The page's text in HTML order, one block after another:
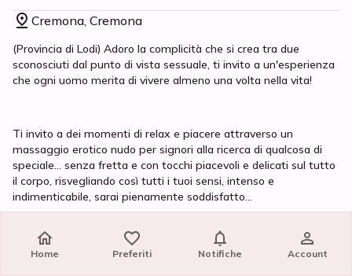
Cremona, Cremona
(Provincia di Lodi) Adoro la complicità che si crea tra due
sconosciuti dal punto di vista sessuale, ti invito a un'esperienza
che ogni uomo merita di vivere almeno una volta nella vita!
Ti invito a dei momenti di relax e piacere attraverso un
massaggio erotico nudo per signori alla ricerca di qualcosa di
speciale... senza fretta e con tocchi piacevoli e delicati sul tutto
il corpo, risvegliando così tutti i tuoi sensi, intenso e
indimenticabile, sarai pienamente soddisfatto...
Mi riservo il diritto di selezionare le persone, rispetto,
Home Preferiti Notifiche Account
Home Preferiti Notifiche Account